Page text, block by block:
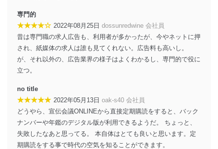
その他の規範を遵守します。また、当社の管理の仕組み
に、これらの法令及びその他の規範を常に適合させま
す。
個人情報の安全管理措置
当社は、個人情報の正確性及び安全性を確保するため
施し、個人情報の漏えい、滅失またはき損の防止及び是
正に努めます。
アクセス制御
個人データを取り扱うことのできる機器及び当該
機器を取り扱う従業者を明確化し、 個人データへ
の不要なアクセスを防止しています。
専門的
★★★★☆ 2022年08月25日 dossunredwine 会社員
昔は専門職の求人広告も、利用者が多かったが、今やネットに押
され、紙媒体の求人は誰も見てくれない。広告料も高いし。
が、それ以外の、広告業界の様子はよくわかるし、専門的で役に
立つ。
no title
★★★★★ 2022年05月13日 oak-s40 会社員
どうやら、宣伝会議ONLINEから直接定期購読をすると、バック
ナンバーや年鑑のデジタル版が利用できるようだ。 ちょっと、
失敗したなあと思ってる。 本自体はとても良いと思います。定
期購読をする事で時代の空気を知ることができます。